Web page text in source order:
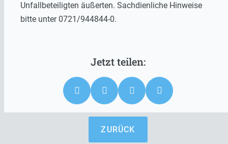
Unfallbeteiligten äußerten. Sachdienliche Hinweise
bitte unter 0721/944844-0.
ZURÜCK